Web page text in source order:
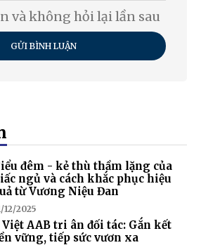
và không hỏi lại lần sau
GỬI BÌNH LUẬN
đêm - kẻ thù thầm lặng của
ngủ và cách khắc phục hiệu
từ Vương Niệu Đan
12/2025
Việt AAB tri ân đối tác: Gắn kết
vững, tiếp sức vươn xa